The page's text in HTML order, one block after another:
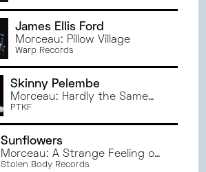
James Ellis Ford
Morceau: Pillow Village
Warp Records
Skinny Pelembe
Morceau: Hardly the Same
Snake
PTKF
Sunflowers
Morceau: A Strange Feeling of
Existential Angst
Stolen Body Records